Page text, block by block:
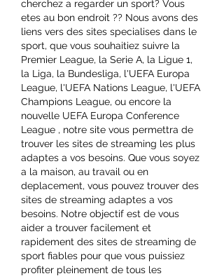
cherchez a regarder un sport? Vous
etes au bon endroit ?? Nous avons des
liens vers des sites specialises dans le
sport, que vous souhaitiez suivre la
Premier League, la Serie A, la Ligue 1,
la Liga, la Bundesliga, l'UEFA Europa
League, l'UEFA Nations League, l'UEFA
Champions League, ou encore la
nouvelle UEFA Europa Conference
League , notre site vous permettra de
trouver les sites de streaming les plus
adaptes a vos besoins. Que vous soyez
a la maison, au travail ou en
deplacement, vous pouvez trouver des
sites de streaming adaptes a vos
besoins. Notre objectif est de vous
aider a trouver facilement et
rapidement des sites de streaming de
sport fiables pour que vous puissiez
profiter pleinement de tous les